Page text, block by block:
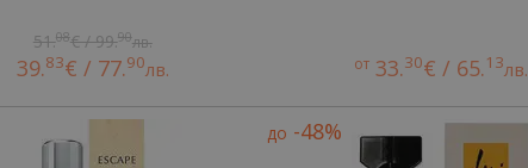
51.08€ / 99.90лв.
39.83€ / 77.90лв. от 33.30€ / 65.13лв.
до -48%